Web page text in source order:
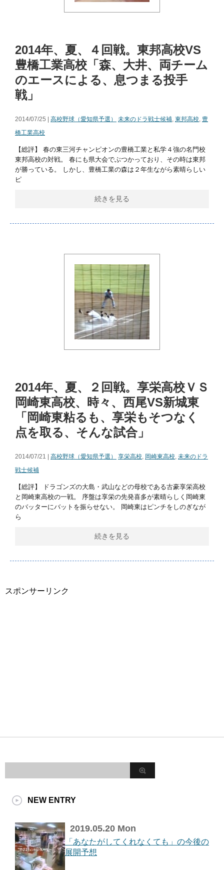
2014年、夏、４回戦。東邦高校VS
豊橋工業高校「森、大井、両チーム
のエースによる、息つまる投手
戦」
2014/07/25 | 高校野球（愛知県予選） 未来のドラ戦士候補, 東邦高校, 豊
橋工業高校
【総評】 春の東三河チャンピオンの豊橋工業と私学４強の名門校
東邦高校の対戦。 春にも県大会でぶつかっており、その時は東邦
が勝っている。 しかし、豊橋工業の森は２年生ながら素晴らしい
ピ
続きを見る
2014年、夏、２回戦。享栄高校ＶＳ
岡崎東高校、時々、西尾VS新城東
「岡崎東粘るも、享栄もそつなく
点を取る、そんな試合」
2014/07/21 | 高校野球（愛知県予選） 享栄高校, 岡崎東高校, 未来のドラ
戦士候補
【総評】 ドラゴンズの大島・武山などの母校である古豪享栄高校
と岡崎東高校の一戦。 序盤は享栄の先発喜多が素晴らしく岡崎東
のバッターにバットを振らせない。 岡崎東はピンチをしのぎなが
ら
続きを見る
スポンサーリンク
NEW ENTRY
2019.05.20 Mon
「あなたがしてくれなくても」の今後の
展開予想